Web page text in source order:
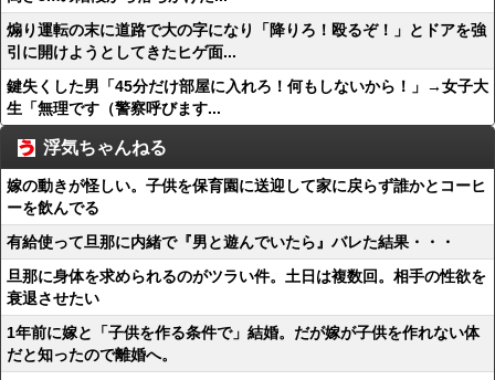
煽り運転の末に道路で大の字になり「降りろ！殴るぞ！」とドアを強
引に開けようとしてきたヒゲ面...
鍵失くした男「45分だけ部屋に入れろ！何もしないから！」→女子大
生「無理です（警察呼びます...
浮気ちゃんねる
嫁の動きが怪しい。子供を保育園に送迎して家に戻らず誰かとコーヒ
ーを飲んでる
有給使って旦那に内緒で『男と遊んでいたら』バレた結果・・・
旦那に身体を求められるのがツラい件。土日は複数回。相手の性欲を
衰退させたい
1年前に嫁と「子供を作る条件で」結婚。だが嫁が子供を作れない体
だと知ったので離婚へ。